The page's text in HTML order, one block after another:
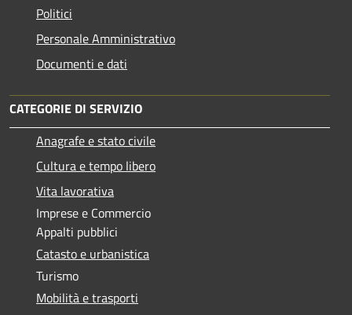
Politici
Personale Amministrativo
Documenti e dati
CATEGORIE DI SERVIZIO
Anagrafe e stato civile
Cultura e tempo libero
Vita lavorativa
Imprese e Commercio
Appalti pubblici
Catasto e urbanistica
Turismo
Mobilità e trasporti